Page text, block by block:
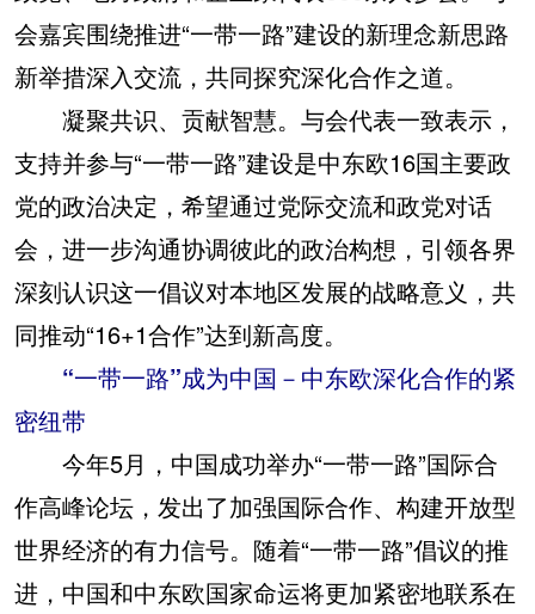
会嘉宾围绕推进“一带一路”建设的新理念新思路
新举措深入交流，共同探究深化合作之道。
凝聚共识、贡献智慧。与会代表一致表示，
支持并参与“一带一路”建设是中东欧16国主要政
党的政治决定，希望通过党际交流和政党对话
会，进一步沟通协调彼此的政治构想，引领各界
深刻认识这一倡议对本地区发展的战略意义，共
同推动“16+1合作”达到新高度。
“一带一路”成为中国－中东欧深化合作的紧
密纽带
今年5月，中国成功举办“一带一路”国际合
作高峰论坛，发出了加强国际合作、构建开放型
世界经济的有力信号。随着“一带一路”倡议的推
进，中国和中东欧国家命运将更加紧密地联系在